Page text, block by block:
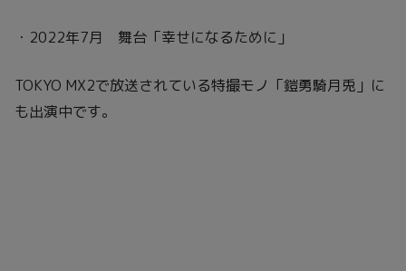
・2022年7月 舞台「幸せになるために」
TOKYO MX2で放送されている特撮モノ「鎧勇騎月兎」に
も出演中です。